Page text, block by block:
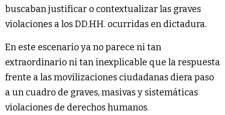
buscaban justificar o contextualizar las graves
violaciones a los DD.HH. ocurridas en dictadura.
En este escenario ya no parece ni tan
extraordinario ni tan inexplicable que la respuesta
frente a las movilizaciones ciudadanas diera paso
a un cuadro de graves, masivas y sistemáticas
violaciones de derechos humanos.